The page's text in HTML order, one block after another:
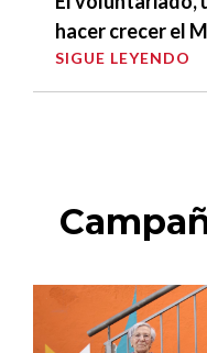
hacer crecer el
SIGUE LEYENDO